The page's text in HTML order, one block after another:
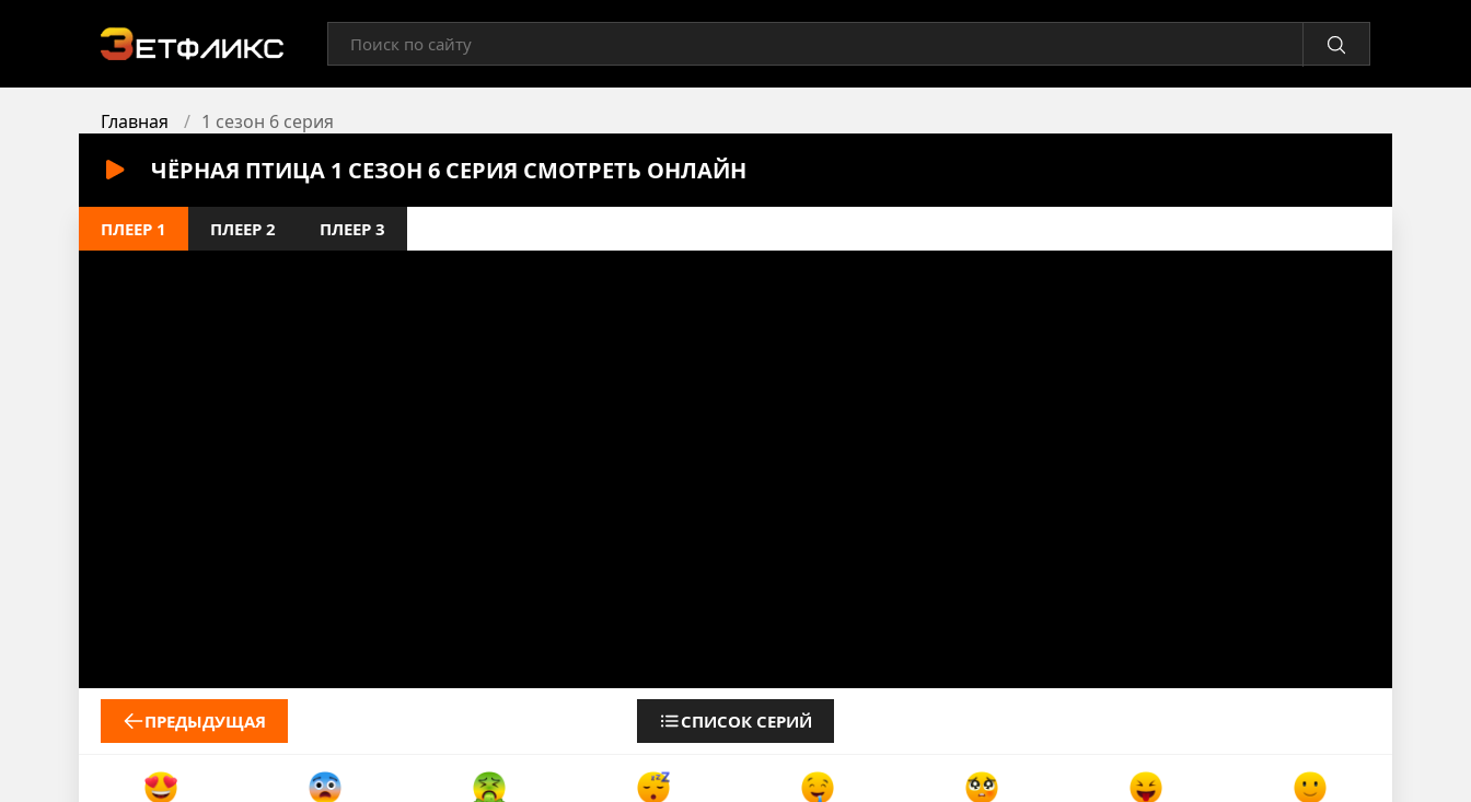
Главная 1 сезон 6 серия
ЧЁРНАЯ ПТИЦА 1 СЕЗОН 6 СЕРИЯ СМОТРЕТЬ ОНЛАЙН
ПЛЕЕР 1 ПЛЕЕР 2 ПЛЕЕР 3
ПРЕДЫДУЩАЯ СПИСОК СЕРИЙ